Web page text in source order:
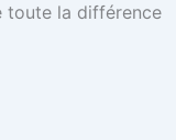
toute la différence